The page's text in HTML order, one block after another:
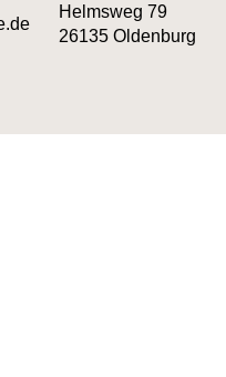
Helmsweg 79
26135 Oldenburg